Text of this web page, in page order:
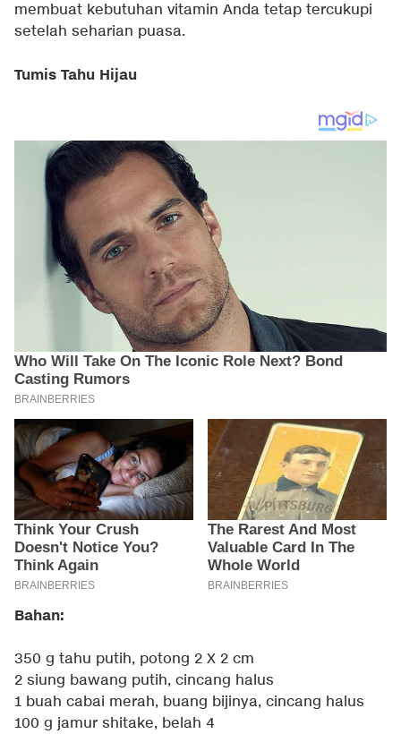
membuat kebutuhan vitamin Anda tetap tercukupi
setelah seharian puasa.
Tumis Tahu Hijau
Bahan:
350 g tahu putih, potong 2 X 2 cm
2 siung bawang putih, cincang halus
1 buah cabai merah, buang bijinya, cincang halus
100 g jamur shitake, belah 4